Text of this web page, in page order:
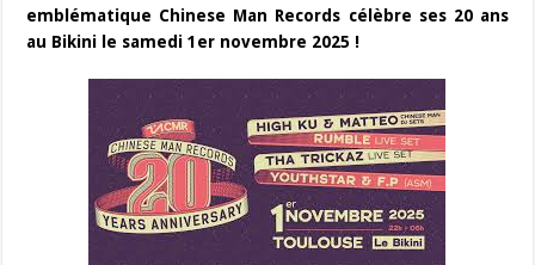
emblématique Chinese Man Records célèbre ses 20 ans
au Bikini le samedi 1er novembre 2025 !